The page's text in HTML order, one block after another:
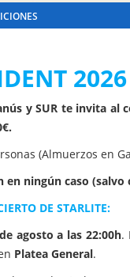
2026
y SUR te invita al
(Almuerzos en
ningún caso
DE STARLITE:
agosto a las 22:00h.
Platea General.